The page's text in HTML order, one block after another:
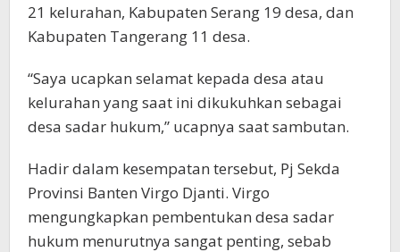
21 kelurahan, Kabupaten Serang 19 desa, dan
Kabupaten Tangerang 11 desa.
“Saya ucapkan selamat kepada desa atau
kelurahan yang saat ini dikukuhkan sebagai
desa sadar hukum,” ucapnya saat sambutan.
Hadir dalam kesempatan tersebut, Pj Sekda
Provinsi Banten Virgo Djanti. Virgo
mengungkapkan pembentukan desa sadar
hukum menurutnya sangat penting, sebab